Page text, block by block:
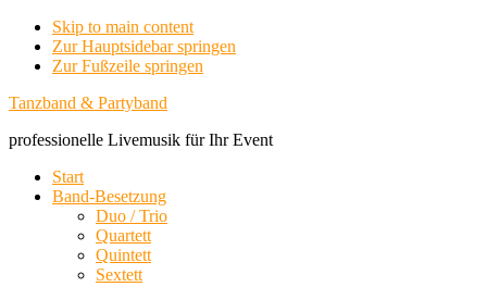
Skip to main content
Zur Hauptsidebar springen
Zur Fußzeile springen
Tanzband & Partyband
professionelle Livemusik für Ihr Event
Start
Band-Besetzung
Duo / Trio
Quartett
Quintett
Sextett